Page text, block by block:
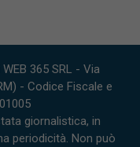
365 SRL - Via
- Codice Fiscale e
giornalistica, in
periodicità. Non può